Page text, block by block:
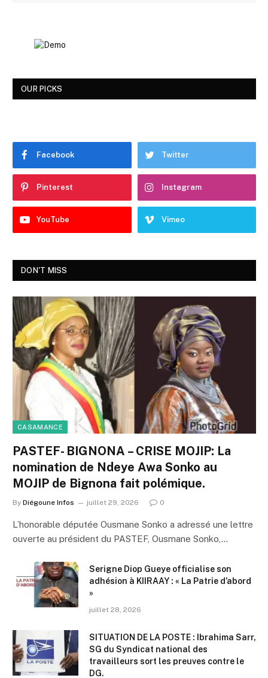
OUR PICKS
Facebook Twitter
Pinterest Instagram
YouTube Vimeo
DON'T MISS
CASAMANCE
PASTEF- BIGNONA – CRISE MOJIP: La
nomination de Ndeye Awa Sonko au
MOJIP de Bignona fait polémique.
By Diégoune Infos juillet 29, 2026 0
L’honorable députée Ousmane Sonko a adressé une lettre
ouverte au président du PASTEF, Ousmane Sonko,…
Serigne Diop Gueye officialise son
adhésion à KIIRAAY : « La Patrie d’abord
»
juillet 28, 2026
SITUATION DE LA POSTE : Ibrahima Sarr,
SG du Syndicat national des
travailleurs sort les preuves contre le
DG.